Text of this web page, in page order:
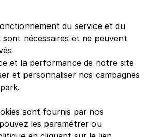
de 20%
Tous droits réservés - Fabriqué avec soin à
Rennes et Paris
du service et du
sont nécessaires et ne peuvent
et la performance de notre site
et personnaliser nos campagnes
sont fournis par nos
les paramétrer ou